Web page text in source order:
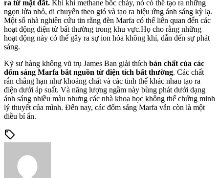
ra từ mặt đất. Khi khí methane bốc cháy, nó có thể tạo ra những
ngọn lửa nhỏ, di chuyển theo gió và tạo ra hiệu ứng ánh sáng kỳ lạ.
Một số nhà nghiên cứu tin rằng đèn Marfa có thể liên quan đến các
hoạt động điện từ bất thường trong khu vực.Họ cho rằng những
hoạt động này có thể gây ra sự ion hóa không khí, dẫn đến sự phát
sáng.
Kỹ sư hàng không vũ trụ James Ban giải thích bản chất của các
đốm sáng Marfa bắt nguồn từ điện tích bất thường. Các chất
rắn chẳng hạn như khoáng chất và các tinh thể khác nhau tạo ra
điện dưới áp suất. Và năng lượng ngầm này bùng phát dưới dạng
ánh sáng nhiều màu nhưng các nhà khoa học không thể chứng minh
lý thuyết của mình. Đến nay, các đốm sáng Marfa vẫn còn là một
điều bí ẩn.
sell